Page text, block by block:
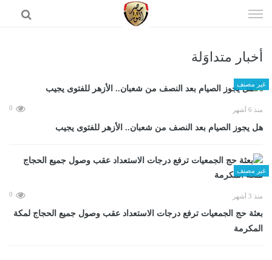
الى
أخبار متداوَلة
غير مصنف
منذ 6 أشهر 0
هل يجوز الصيام بعد النصف من شعبان.. الأزهر للفتوى يجيب
غير مصنف
منذ 3 أشهر 0
بعثة حج الجمعيات ترفع درجات الاستعداد عقب وصول جميع الحجاج لمكة
المكرمة